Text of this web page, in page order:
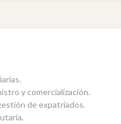
y comercialización.
de expatriados.